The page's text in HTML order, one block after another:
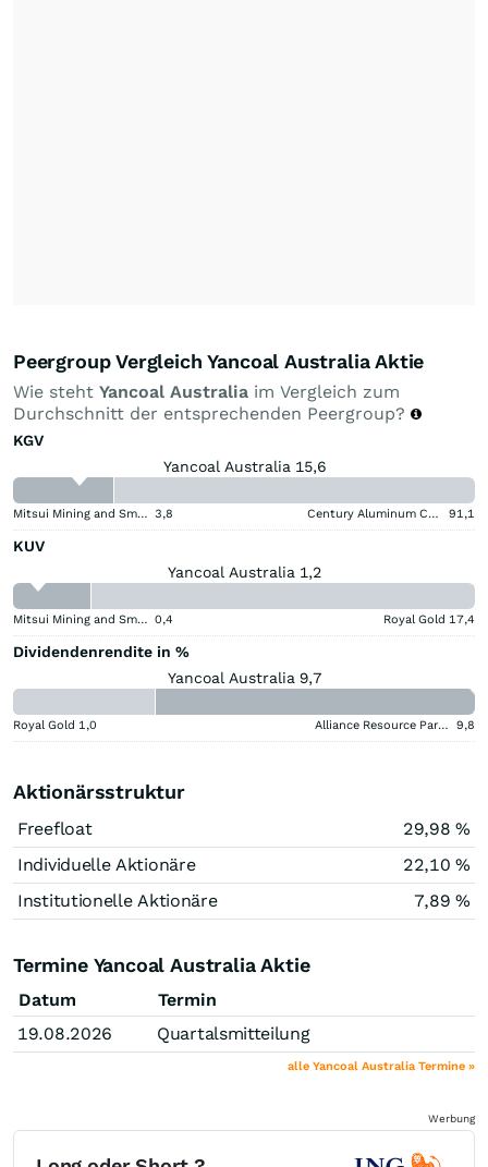
Peergroup Vergleich Yancoal Australia Aktie
Wie steht Yancoal Australia im Vergleich zum
Durchschnitt der entsprechenden Peergroup?
KGV
Yancoal Australia 15,6
Mitsui Mining and Smelting Company 3,8 Century Aluminum Company 91,1
KUV
Yancoal Australia 1,2
Mitsui Mining and Smelting Company 0,4 Royal Gold 17,4
Dividendenrendite in %
Yancoal Australia 9,7
Royal Gold 1,0 Alliance Resource Partners 9,8
Aktionärsstruktur
Freefloat
29,98 %
Individuelle Aktionäre
22,10 %
Institutionelle Aktionäre
7,89 %
Termine Yancoal Australia Aktie
Datum
Termin
19.08.2026
Quartalsmitteilung
alle Yancoal Australia Termine »
Werbung